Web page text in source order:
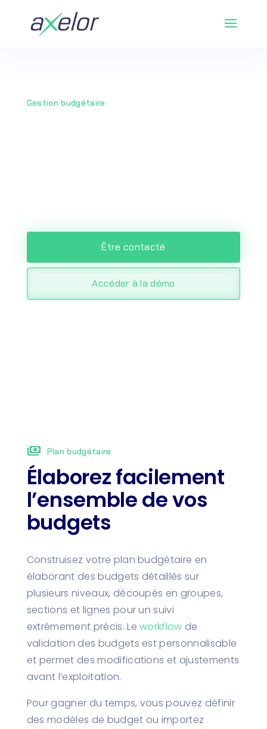
Gestion budgétaire
Être contacté
Accéder à la démo
payments Plan budgétaire
Élaborez facilement
l’ensemble de vos
budgets
Construisez votre plan budgétaire en
élaborant des budgets détaillés sur
plusieurs niveaux, découpés en groupes,
sections et lignes pour un suivi
extrêmement précis. Leworkflow de
validation des budgets est personnalisable
et permet des modifications et ajustements
avant l’exploitation.
Pour gagner du temps, vous pouvez définir
des modèles de budget ou importez